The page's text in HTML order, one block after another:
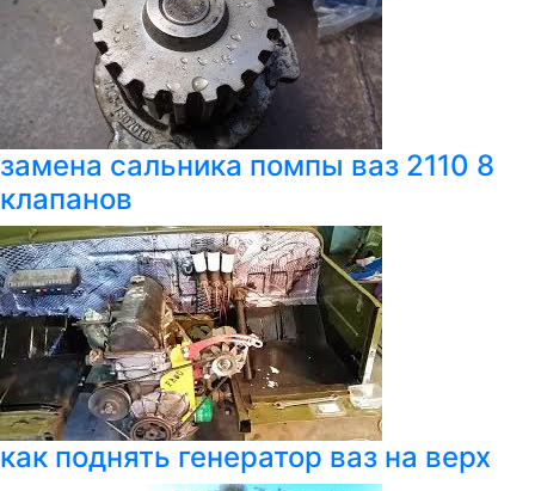
замена сальника помпы ваз 2110 8
клапанов
как поднять генератор ваз на верх